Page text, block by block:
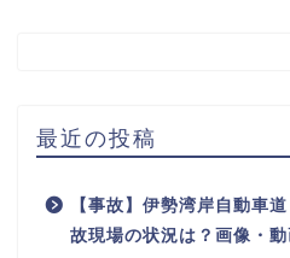
最近の投稿
【事故】伊勢湾岸自動車
故現場の状況は？画像・動